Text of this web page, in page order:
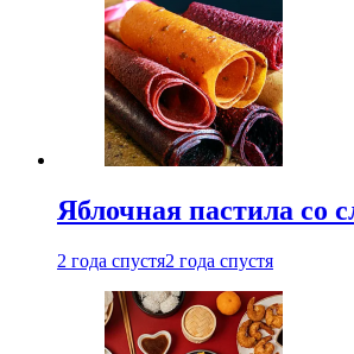
Яблочная пастила со
2 года спустя2 года спустя